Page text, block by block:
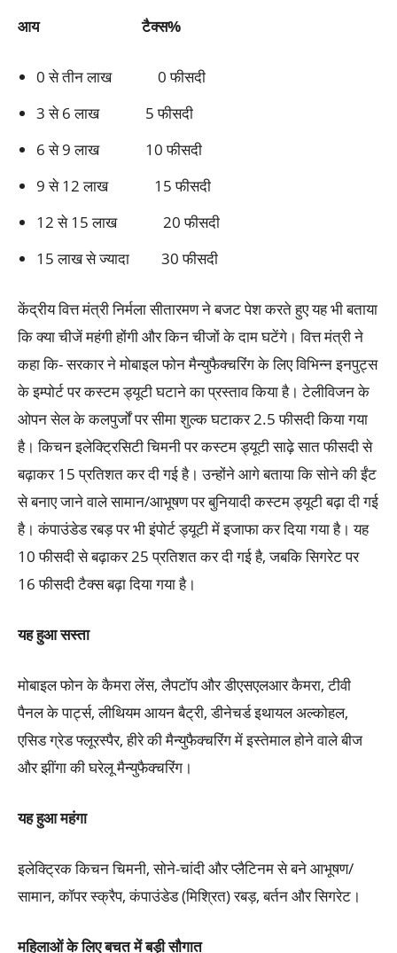
आय टैक्स%
0 से तीन लाख 0 फीसदी
3 से 6 लाख 5 फीसदी
6 से 9 लाख 10 फीसदी
9 से 12 लाख 15 फीसदी
12 से 15 लाख 20 फीसदी
15 लाख से ज्यादा 30 फीसदी
केंद्रीय वित्त मंत्री निर्मला सीतारमण ने बजट पेश करते हुए यह भी बताया
कि क्या चीजें महंगी होंगी और किन चीजों के दाम घटेंगे। वित्त मंत्री ने
कहा कि- सरकार ने मोबाइल फोन मैन्युफैक्चरिंग के लिए विभिन्न इनपुट्स
के इम्पोर्ट पर कस्टम ड्यूटी घटाने का प्रस्ताव किया है। टेलीविजन के
ओपन सेल के कलपुर्जों पर सीमा शुल्क घटाकर 2.5 फीसदी किया गया
है। किचन इलेक्ट्रिसिटी चिमनी पर कस्टम ड्यूटी साढ़े सात फीसदी से
बढ़ाकर 15 प्रतिशत कर दी गई है। उन्होंने आगे बताया कि सोने की ईंट
से बनाए जाने वाले सामान/आभूषण पर बुनियादी कस्टम ड्यूटी बढ़ा दी गई
है। कंपाउंडेड रबड़ पर भी इंपोर्ट ड्यूटी में इजाफा कर दिया गया है। यह
10 फीसदी से बढ़ाकर 25 प्रतिशत कर दी गई है, जबकि सिगरेट पर
16 फीसदी टैक्स बढ़ा दिया गया है।
यह हुआ सस्ता
मोबाइल फोन के कैमरा लेंस, लैपटॉप और डीएसएलआर कैमरा, टीवी
पैनल के पार्ट्स, लीथियम आयन बैट्री, डीनेचर्ड इथायल अल्कोहल,
एसिड ग्रेड फ्लूरस्पैर, हीरे की मैन्युफैक्चरिंग में इस्तेमाल होने वाले बीज
और झींगा की घरेलू मैन्युफैक्चरिंग।
यह हुआ महंगा
इलेक्ट्रिक किचन चिमनी, सोने-चांदी और प्लैटिनम से बने आभूषण/
सामान, कॉपर स्क्रैप, कंपाउंडेड (मिश्रित) रबड़, बर्तन और सिगरेट।
महिलाओं के लिए बचत में बड़ी सौगात